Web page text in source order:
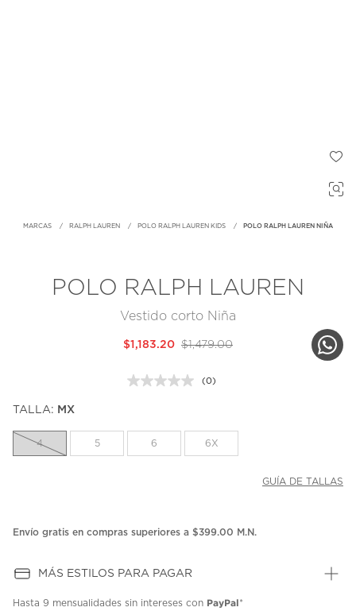
MARCAS RALPH LAUREN POLO RALPH LAUREN KIDS POLO RALPH LAUREN NIÑA
POLO RALPH LAUREN
Vestido corto Niña
$1,479.00
$1,183.20
Sin
la
misma
(0)
TALLA: MX
4 5 6 6X
GUÍA DE TALLAS
Envío gratis en compras superiores a $399.00 M.N.
MÁS ESTILOS PARA PAGAR
Hasta 9 mensualidades sin intereses con PayPal*